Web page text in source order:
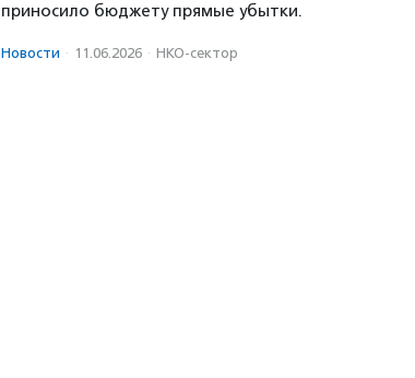
приносило бюджету прямые убытки.
Новости · 11.06.2026 · НКО-сектор